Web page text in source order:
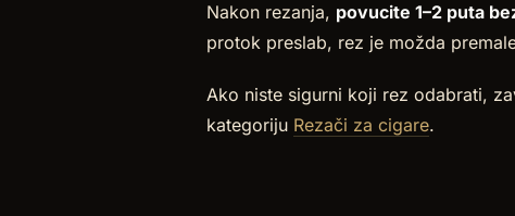
Nakon rezanja, povucite 1–2 puta
protok preslab, rez je možda
Ako niste sigurni koji rez odabrati,
kategoriju Rezači za cigare.